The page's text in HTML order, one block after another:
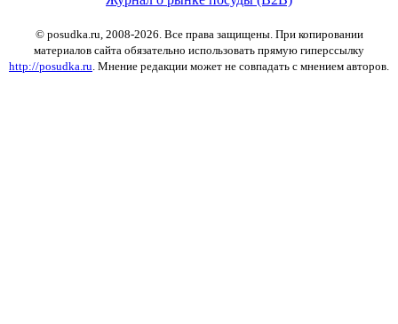
© posudka.ru, 2008-2026. Все права защищены. При копировании
материалов сайта обязательно использовать прямую гиперссылку
http://posudka.ru. Мнение редакции может не совпадать с мнением авторов.